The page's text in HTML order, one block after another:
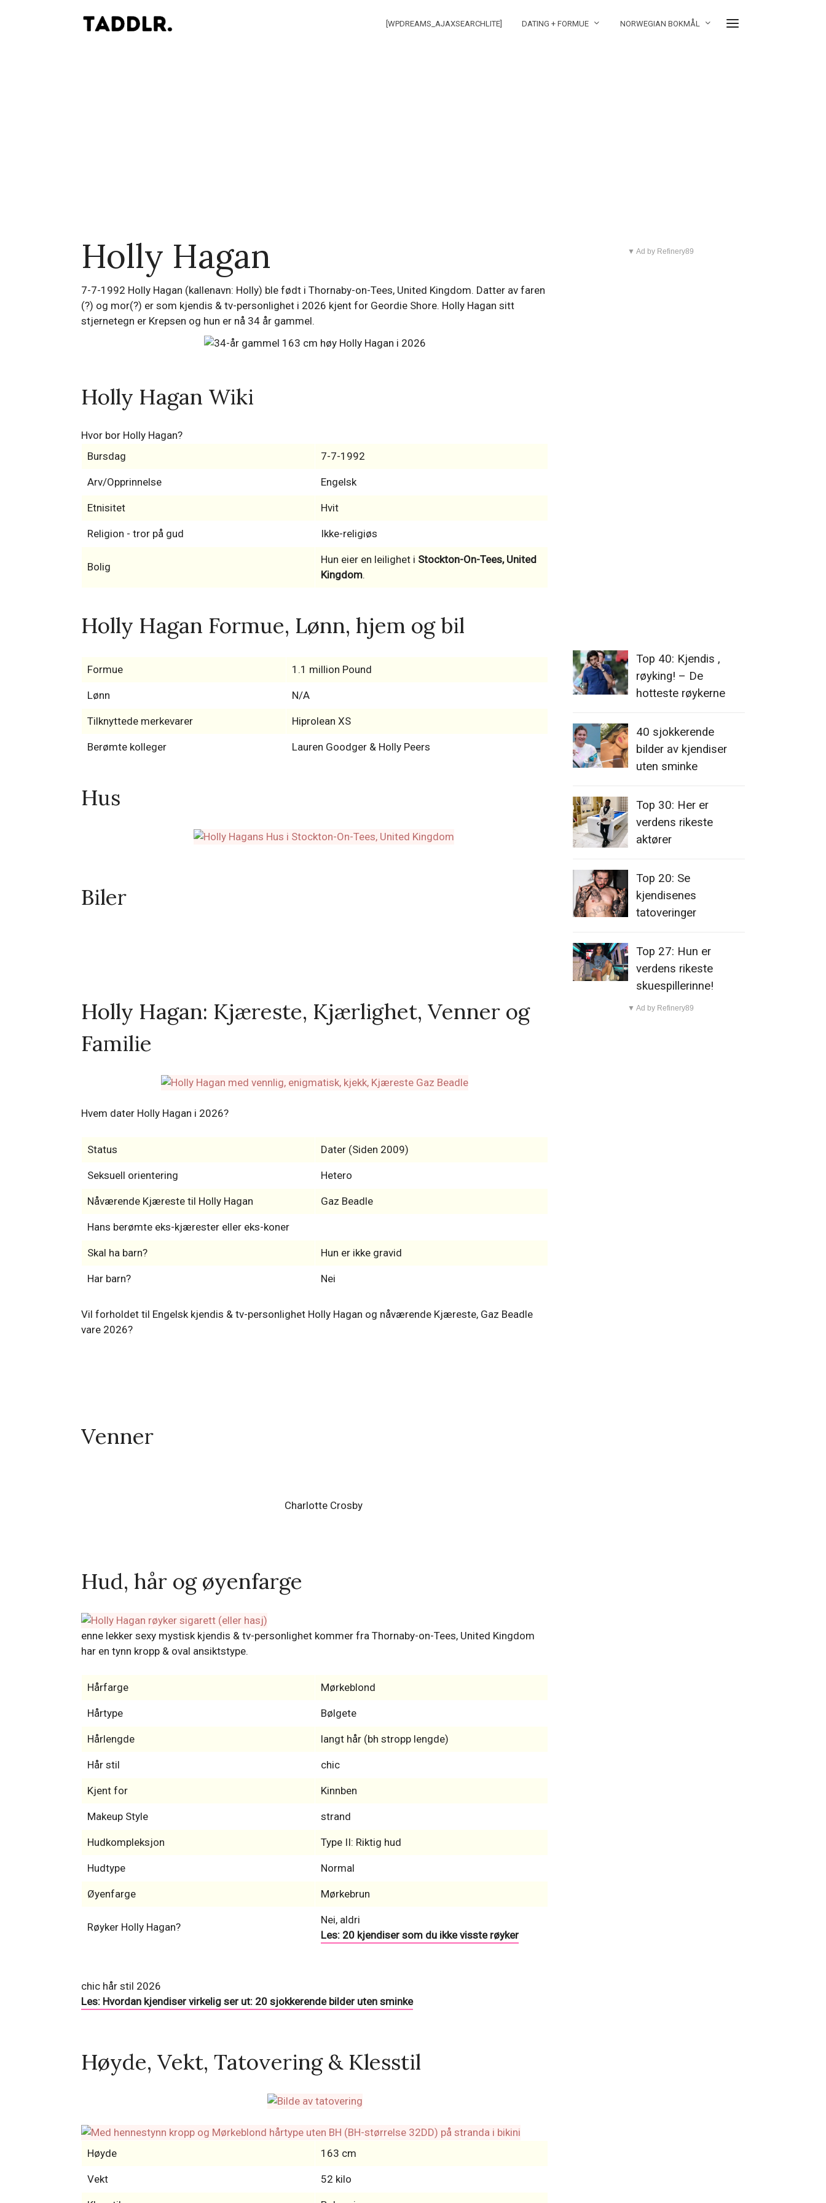
[WPDREAMS_AJAXSEARCHLITE] DATING + FORMUE NORWEGIAN BOKMÅL
Holly Hagan
7-7-1992 Holly Hagan (kallenavn: Holly) ble født i Thornaby-on-Tees, United Kingdom. Datter av faren
(?) og mor(?) er som kjendis & tv-personlighet i 2026 kjent for Geordie Shore. Holly Hagan sitt
stjernetegn er Krepsen og hun er nå 34 år gammel.
Holly Hagan Wiki
Hvor bor Holly Hagan?
Bursdag
7-7-1992
Arv/Opprinnelse Engelsk
Etnisitet Hvit
Religion - tror på gud Ikke-religiøs
Bolig
Hun eier en leilighet i Stockton-On-Tees, United
Kingdom.
Holly Hagan Formue, Lønn, hjem og bil
Formue 1.1 million Pound
Lønn N/A
Tilknyttede merkevarer Hiprolean XS
Berømte kolleger Lauren Goodger & Holly Peers
Hus
Biler
Holly Hagan: Kjæreste, Kjærlighet, Venner og
Familie
Hvem dater Holly Hagan i 2026?
Status Dater (Siden 2009)
Seksuell orientering Hetero
Nåværende Kjæreste til Holly Hagan Gaz Beadle
Hans berømte eks-kjærester eller eks-koner
Skal ha barn? Hun er ikke gravid
Har barn? Nei
Vil forholdet til Engelsk kjendis & tv-personlighet Holly Hagan og nåværende Kjæreste, Gaz Beadle
vare 2026?
Venner
Charlotte Crosby
Hud, hår og øyenfarge
enne lekker sexy mystisk kjendis & tv-personlighet kommer fra Thornaby-on-Tees, United Kingdom
har en tynn kropp & oval ansiktstype.
Hårfarge Mørkeblond
Hårtype Bølgete
Hårlengde langt hår (bh stropp lengde)
Hår stil chic
Kjent for Kinnben
Makeup Style strand
Hudkompleksjon Type II: Riktig hud
Hudtype Normal
Øyenfarge Mørkebrun
Røyker Holly Hagan?
Nei, aldri
Les: 20 kjendiser som du ikke visste røyker
chic hår stil 2026
Les: Hvordan kjendiser virkelig ser ut: 20 sjokkerende bilder uten sminke
Høyde, Vekt, Tatovering & Klesstil
Høyde 163 cm
Vekt 52 kilo
▼ Ad by Refinery89
Top 40: Kjendis ,
røyking! – De
hotteste røykerne
40 sjokkerende
bilder av kjendiser
uten sminke
Top 30: Her er
verdens rikeste
aktører
Top 20: Se
kjendisenes
tatoveringer
Top 27: Hun er
verdens rikeste
skuespillerinne!
▼ Ad by Refinery89